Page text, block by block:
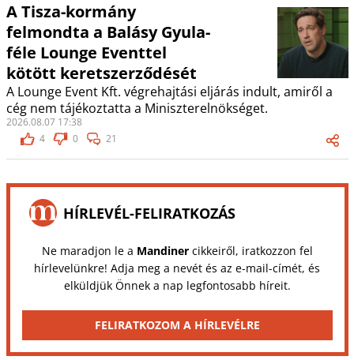
A Tisza-kormány
felmondta a Balásy Gyula-
féle Lounge Eventtel
kötött keretszerződését
A Lounge Event Kft. végrehajtási eljárás indult, amiről a
cég nem tájékoztatta a Miniszterelnökséget.
2026.08.07 17:38
4
0 21
HÍRLEVÉL-FELIRATKOZÁS
Ne maradjon le a Mandinercikkeiről, iratkozzon fel
hírlevelünkre! Adja meg a nevét és az e-mail-címét, és
elküldjük Önnek a nap legfontosabb híreit.
FELIRATKOZOM A HÍRLEVÉLRE